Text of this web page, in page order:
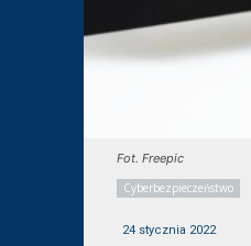
Fot. Freepic
Cyberbezpieczeństwo
24 stycznia 2022